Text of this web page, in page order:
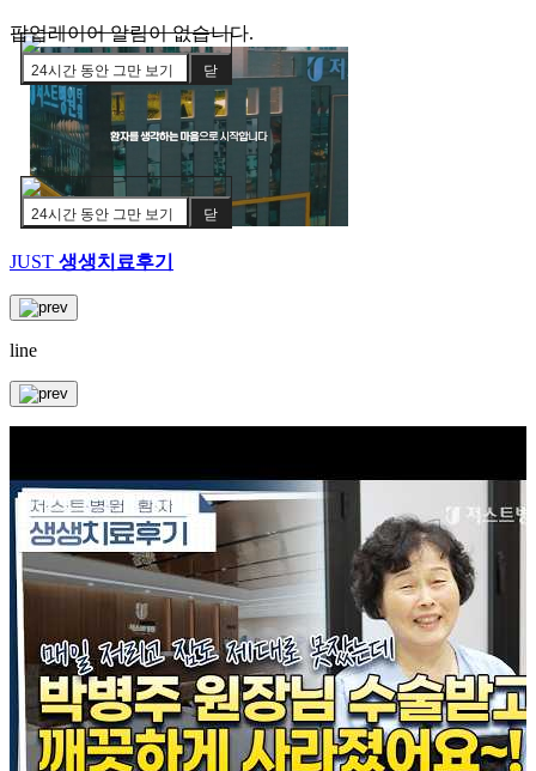
24시간 동안 그만 보기
닫
기
24시간 동안 그만 보기
닫
팝업레이어 알림이 없습니다.
JUST 생생치료후기
line